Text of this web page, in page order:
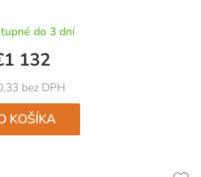
do 3 dní
bez DPH
132
KOŠÍKA